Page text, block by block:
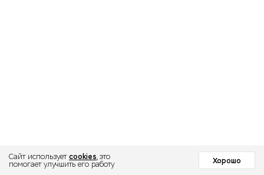
Сайт использует cookies , это
помогает улучшить его работу
Хорошо